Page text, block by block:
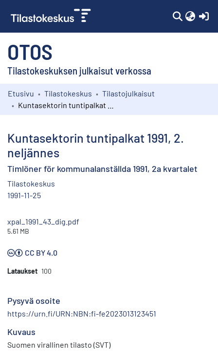
OTOS
Tilastokeskuksen julkaisut verkossa
Kokoelmat
Etusivu Tilastokeskus
Tilastojulkaisut
Kuntasektorin tuntipalkat 1991, 2.
neljännes
Timlöner för kommunalanställda 1991, 2a kvartalet
Tilastokeskus
1991-11-25
xpal_1991_43_dig.pdf
5.61 MB
CC BY 4.0
Lataukset 100
Pysyvä osoite
https://urn.fi/URN:NBN:fi-fe2023013123451
Kuvaus
Suomen virallinen tilasto (SVT)